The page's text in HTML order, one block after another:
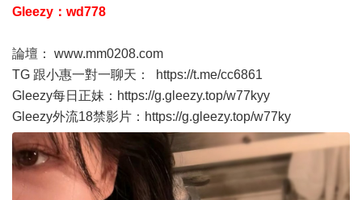
Gleezy：wd778
論壇： www.mm0208.com
TG 跟小惠一對一聊天：
https://t.me/cc6861
Gleezy每日正妹： https://g.gleezy.top/w77kyy
Gleezy外流18禁影片： https://g.gleezy.top/w77ky